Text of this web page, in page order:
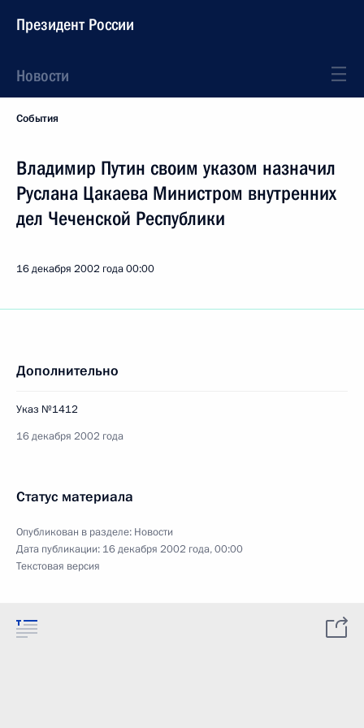
Президент России
Новости
События
Владимир Путин своим указом назначил
Руслана Цакаева Министром внутренних
дел Чеченской Республики
16 декабря 2002 года00:00
Дополнительно
Указ №1412
16 декабря 2002 года
Статус материала
Опубликован в разделе: Новости
Дата публикации: 16 декабря 2002 года, 00:00
Текстовая версия